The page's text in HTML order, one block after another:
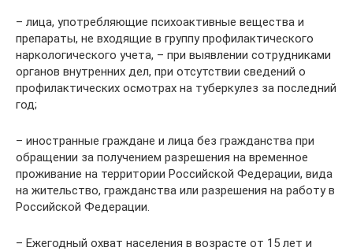
– лица, употребляющие психоактивные вещества и
препараты, не входящие в группу профилактического
наркологического учета, – при выявлении сотрудниками
органов внутренних дел, при отсутствии сведений о
профилактических осмотрах на туберкулез за последний
год;
– иностранные граждане и лица без гражданства при
обращении за получением разрешения на временное
проживание на территории Российской Федерации, вида
на жительство, гражданства или разрешения на работу в
Российской Федерации.
– Ежегодный охват населения в возрасте от 15 лет и